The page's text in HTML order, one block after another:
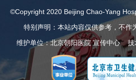
©Copyright 2020 Beijing Chao-Yang
特别声明：本站内容仅供参考，不作
维护单位：北京朝阳医院 宣传中心 技